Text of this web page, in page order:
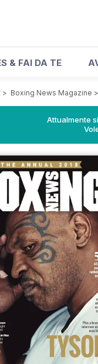
& FAI DA TE
> Boxing News Magazine >
Attualmente